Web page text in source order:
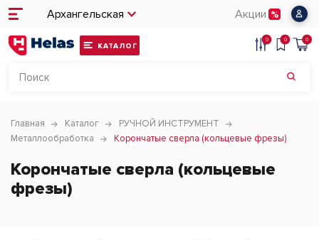
Архангельская Акции
КАТАЛОГ
0 0 0
Главная Каталог
РУЧНОЙ ИНСТРУМЕНТ
Металлообработка
Корончатые сверла (кольцевые фрезы)
Корончатые сверла (кольцевые
фрезы)